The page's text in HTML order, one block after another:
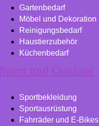
Gartenbedarf
Möbel und Dekoration
Reinigungsbedarf
Haustierzubehör
Küchenbedarf
Sport und Outdoor
Sportbekleidung
Sportausrüstung
Fahrräder und E-Bikes